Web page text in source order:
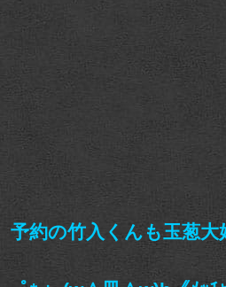
予約の竹入くんも玉葱